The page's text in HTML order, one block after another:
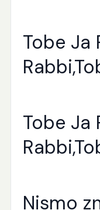
Tobe Ja
Tobe Ja
Nismo